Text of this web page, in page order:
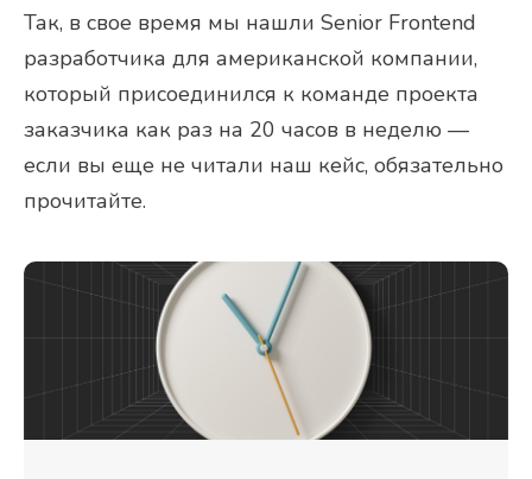
Так, в свое время мы нашли Senior Frontend
разработчика для американской компании,
который присоединился к команде проекта
заказчика как раз на 20 часов в неделю —
если вы еще не читали наш кейс, обязательно
прочитайте.